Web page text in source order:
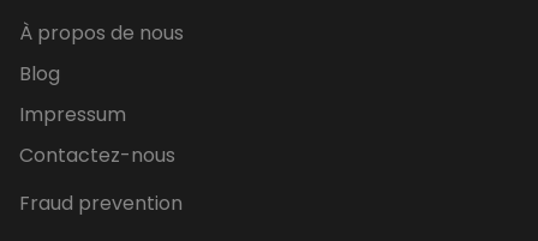
À propos de nous
Blog
Impressum
Contactez-nous
Fraud prevention